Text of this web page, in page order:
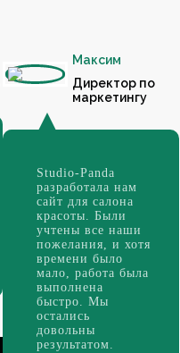
Максим
Директор по
маркетингу
Studio-Panda
разработала нам
сайт для салона
красоты. Были
учтены все наши
пожелания, и хотя
времени было
мало, работа была
выполнена
быстро. Мы
остались
довольны
результатом.